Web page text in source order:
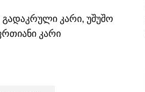
გადაკრული კარი, უშუშო
კარი